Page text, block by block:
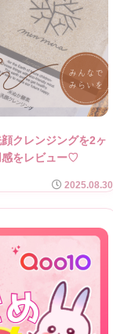
クレンジングを2ヶ
感をレビュー♡
2025.08.30